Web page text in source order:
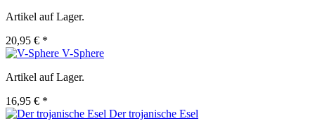
Artikel auf Lager.
20,95 € *
V-Sphere
Artikel auf Lager.
16,95 € *
Der trojanische Esel